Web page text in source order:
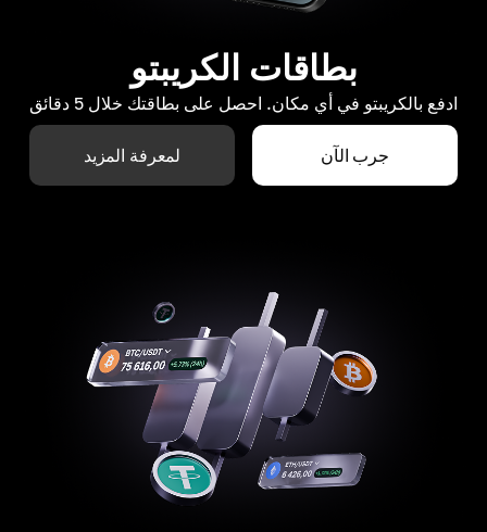
بطاقات الكريبتو
ادفع بالكريبتو في أي مكان. احصل على بطاقتك خلال 5 دقائق
جرب الآن لمعرفة المزيد